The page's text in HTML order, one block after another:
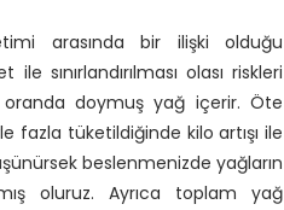
arasında bir ilişki olduğu
olası riskleri
oranda doymuş yağ içerir. Öte
fazla tüketildiğinde kilo artışı ile
beslenmenizde yağların
oluruz. Ayrıca toplam yağ